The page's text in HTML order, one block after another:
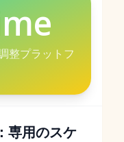
整プラットフ
専用のスケ